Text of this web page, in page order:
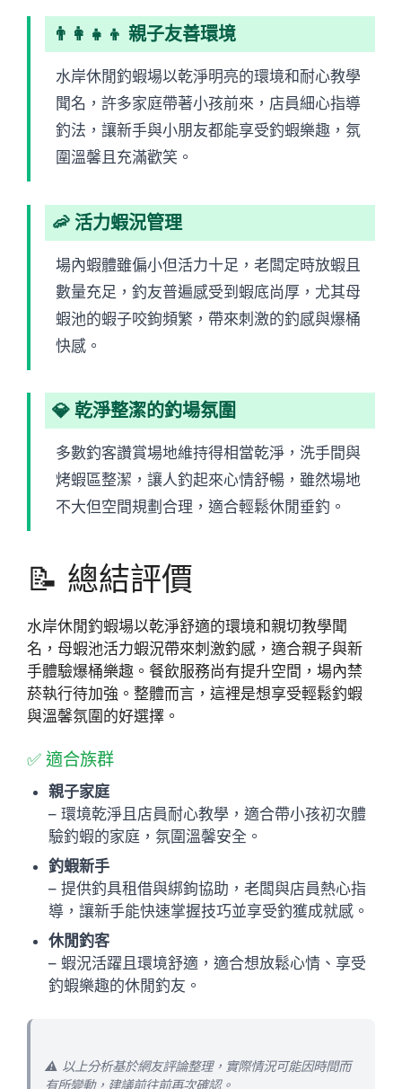
👨‍👩‍👧‍👦 親子友善環境
水岸休閒釣蝦場以乾淨明亮的環境和耐心教學
聞名，許多家庭帶著小孩前來，店員細心指導
釣法，讓新手與小朋友都能享受釣蝦樂趣，氛
圍溫馨且充滿歡笑。
🦐 活力蝦況管理
場內蝦體雖偏小但活力十足，老闆定時放蝦且
數量充足，釣友普遍感受到蝦底尚厚，尤其母
蝦池的蝦子咬鉤頻繁，帶來刺激的釣感與爆桶
快感。
💎 乾淨整潔的釣場氛圍
多數釣客讚賞場地維持得相當乾淨，洗手間與
烤蝦區整潔，讓人釣起來心情舒暢，雖然場地
不大但空間規劃合理，適合輕鬆休閒垂釣。
📝 總結評價
水岸休閒釣蝦場以乾淨舒適的環境和親切教學聞
名，母蝦池活力蝦況帶來刺激釣感，適合親子與新
手體驗爆桶樂趣。餐飲服務尚有提升空間，場內禁
菸執行待加強。整體而言，這裡是想享受輕鬆釣蝦
與溫馨氛圍的好選擇。
✅ 適合族群
親子家庭
– 環境乾淨且店員耐心教學，適合帶小孩初次體
驗釣蝦的家庭，氛圍溫馨安全。
釣蝦新手
– 提供釣具租借與綁鉤協助，老闆與店員熱心指
導，讓新手能快速掌握技巧並享受釣獲成就感。
休閒釣客
– 蝦況活躍且環境舒適，適合想放鬆心情、享受
釣蝦樂趣的休閒釣友。
⚠️ 以上分析基於網友評論整理，實際情況可能因時間而
有所變動，建議前往前再次確認。